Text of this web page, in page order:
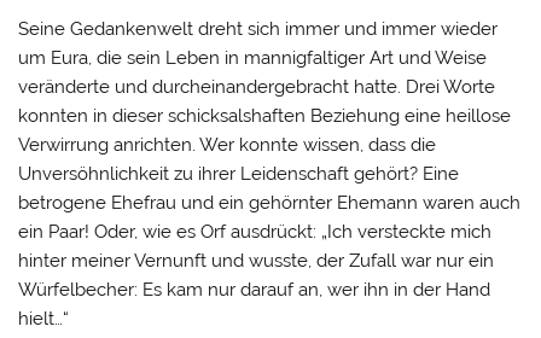
Seine Gedankenwelt dreht sich immer und immer wieder
um Eura, die sein Leben in mannigfaltiger Art und Weise
veränderte und durcheinandergebracht hatte. Drei Worte
konnten in dieser schicksalshaften Beziehung eine heillose
Verwirrung anrichten. Wer konnte wissen, dass die
Unversöhnlichkeit zu ihrer Leidenschaft gehört? Eine
betrogene Ehefrau und ein gehörnter Ehemann waren auch
ein Paar! Oder, wie es Orf ausdrückt: „Ich versteckte mich
hinter meiner Vernunft und wusste, der Zufall war nur ein
Würfelbecher: Es kam nur darauf an, wer ihn in der Hand
hielt…“